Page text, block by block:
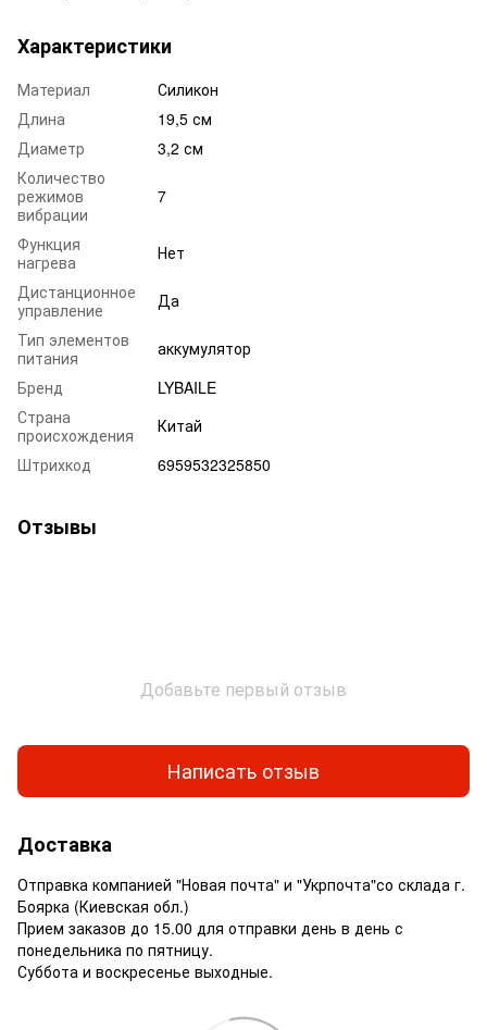
Характеристики
Материал
Силикон
Длина
19,5 см
Диаметр
3,2 см
Количество
режимов
вибрации
7
Функция
нагрева
Нет
Дистанционное
управление
Да
Тип элементов
питания
аккумулятор
Бренд
LYBAILE
Страна
происхождения
Китай
Штрихкод
6959532325850
Отзывы
Добавьте первый отзыв
Написать отзыв
Доставка
Отправка компанией "Новая почта" и "Укрпочта"со склада г.
Боярка (Киевская обл.)
Прием заказов до 15.00 для отправки день в день с
понедельника по пятницу.
Суббота и воскресенье выходные.